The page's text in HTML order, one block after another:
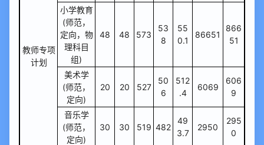
教师专项
计划
小学教育
(师范，
定向，物
理科目
组)
48 48 573
53
8
55
0.1
86651
866
51
美术学
(师范，
定向)
20 20 527
50
6
512
.4
6069
606
9
音乐学
(师范，
定向)
30 30 519 482
49
3.7
2950
295
0